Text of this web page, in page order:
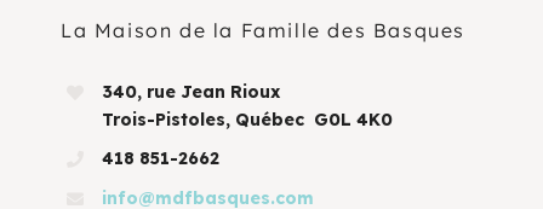
La Maison de la Famille des Basques
340, rue Jean Rioux
Trois-Pistoles, Québec G0L 4K0
418 851-2662
info@mdfbasques.com